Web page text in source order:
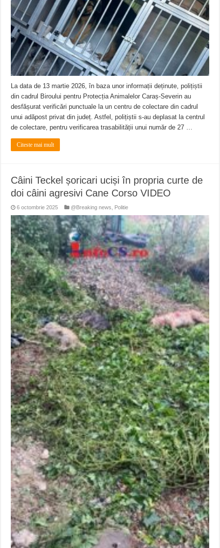
ANUNȚ OPRIRE APĂ în Reșița – avarie – 04.08.2026 – str. Văliugului și
ANUNŢ OPRIRE APĂ în CARANSEBEȘ – 04.08.2026 – avarie – Calea
La data de 13 martie 2026, în baza unor informații deținute, polițiștii
din cadrul Biroului pentru Protecția Animalelor Caraș-Severin au
desfășurat verificări punctuale la un centru de colectare din cadrul
unui adăpost privat din județ. Astfel, polițiștii s-au deplasat la centrul
de colectare, pentru verificarea trasabilității unui număr de 27 …
Citeste mai mult
Câini Teckel șoricari uciși în propria curte de
doi câini agresivi Cane Corso VIDEO
6 octombrie 2025 @Breaking news Politie